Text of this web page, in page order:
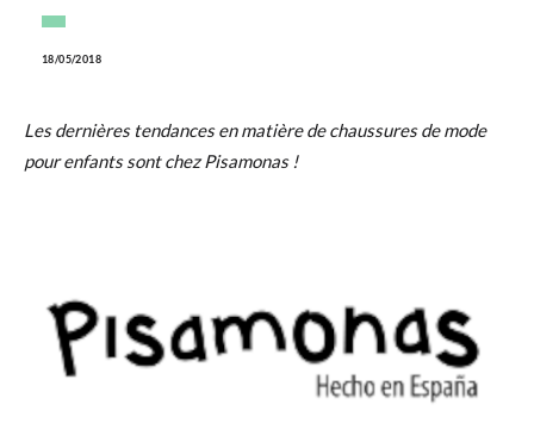
18/05/2018
Les dernières tendances en matière de chaussures de mode
pour enfants sont chez Pisamonas !